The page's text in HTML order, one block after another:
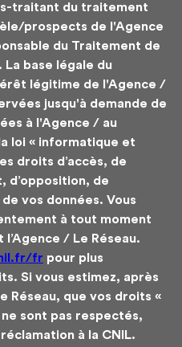
traitant du traitement
prospects de l'Agence
du Traitement de
base légale du
légitime de l'Agence /
jusqu'à demande de
à l'Agence / au
loi « informatique et
droits d’accès, de
d’opposition, de
vos données. Vous
à tout moment
/ Le Réseau.
fr pour plus
Si vous estimez, après
Réseau, que vos droits «
sont pas respectés,
à la CNIL.